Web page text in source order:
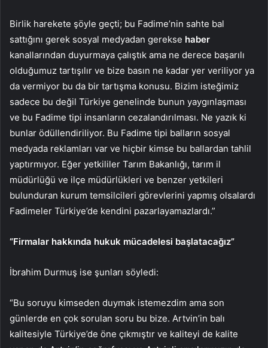
Birlik harekete şöyle geçti; bu Fadime’nin sahte bal
sattığını gerek sosyal medyadan gerekse haber
kanallarından duyurmaya çalıştık ama ne derece başarılı
olduğumuz tartışılır ve bize basın ne kadar yer veriliyor ya
da vermiyor bu da bir tartışma konusu. Bizim isteğimiz
sadece bu değil Türkiye genelinde bunun yaygınlaşması
ve bu Fadime tipi insanların cezalandırılması. Ne yazık ki
bunlar ödüllendiriliyor. Bu Fadime tipi balların sosyal
medyada reklamları var ve hiçbir kimse bu ballardan tahlil
yaptırmıyor. Eğer yetkililer Tarım Bakanlığı, tarım il
müdürlüğü ve ilçe müdürlükleri ve benzer yetkileri
bulunduran kurum temsilcileri görevlerini yapmış olsalardı
Fadimeler Türkiye’de kendini pazarlayamazlardı.”
“Firmalar hakkında hukuk mücadelesi başlatacağız”
İbrahim Durmuş ise şunları söyledi:
“Bu soruyu kimseden duymak istemezdim ama son
günlerde en çok sorulan soru bu bize. Artvin’in balı
kalitesiyle Türkiye’de öne çıkmıştır ve kaliteyi de kalite